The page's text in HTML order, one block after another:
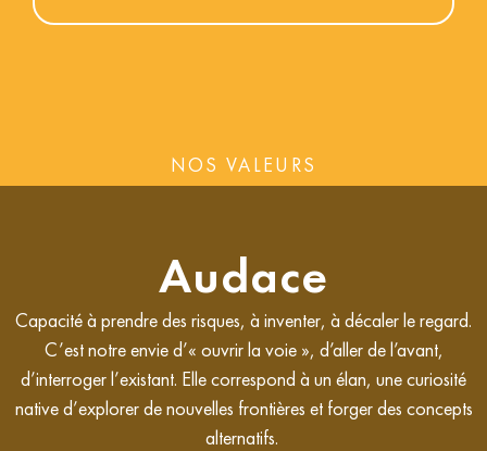
NOS VALEURS
Audace
Capacité à prendre des risques, à inventer, à décaler le regard.
C’est notre envie d’« ouvrir la voie », d’aller de l’avant,
d’interroger l’existant. Elle correspond à un élan, une curiosité
natived’explorer de nouvelles frontières et forger des concepts
alternatifs.